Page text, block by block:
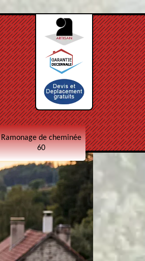
Ramonage de cheminée
60
philippe poivet